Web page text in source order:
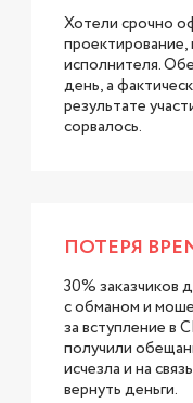
Хотели срочно
исполнителя.
день, а
результате
сорвалось.
ПОТЕРЯ
30% заказчиков
с обманом и
за вступление в
получили
исчезла и на
вернуть деньги.